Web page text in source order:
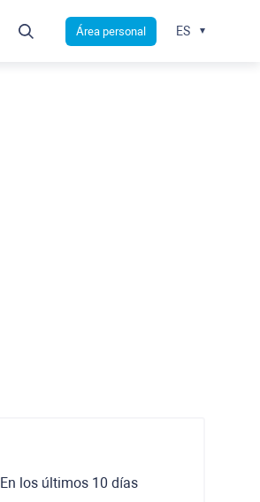
En los últimos 10 días
Área personal ES